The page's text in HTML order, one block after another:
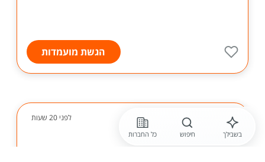
הגשת מועמדות
לפני 20 שעות
לב-רז בע"מ בשבילך חיפוש כל החברות